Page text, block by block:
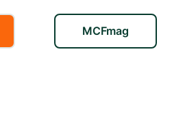
MCFmag